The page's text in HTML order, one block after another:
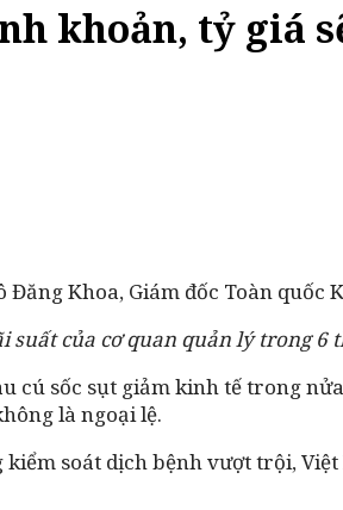
khoản, tỷ giá
Đăng Khoa, Giám đốc Toàn
suất của cơ quan quản lý trong
cú sốc sụt giảm kinh tế trong
là ngoại lệ.
soát dịch bệnh vượt trội,